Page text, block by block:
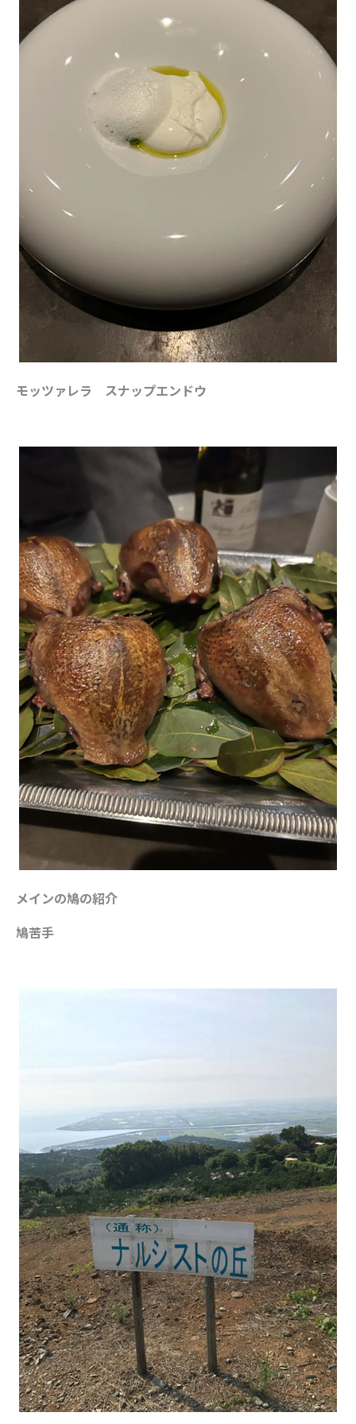
モッツァレラ スナップエンドウ
メインの鳩の紹介
鳩苦手